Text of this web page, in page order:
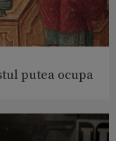
putea ocupa